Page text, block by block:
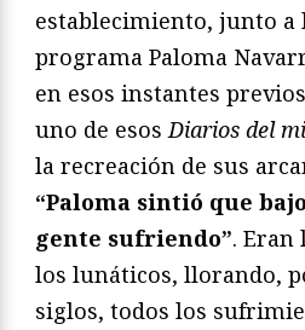
establecimiento, junto a
programa Paloma
en esos instantes
uno de esosDiarios del
la recreación de sus
“Paloma sintió que
gente sufriendo”. Eran
los lunáticos, llorando,
siglos, todos los